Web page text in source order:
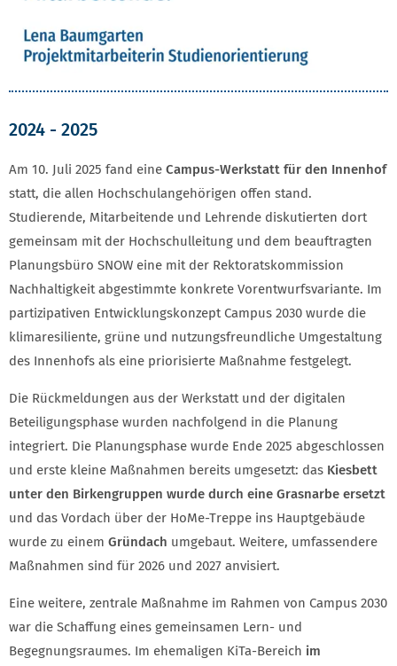
2024 - 2025
Am 10. Juli 2025 fand eine Campus-Werkstatt für den Innenhof
statt, die allen Hochschulangehörigen offen stand.
Studierende, Mitarbeitende und Lehrende diskutierten dort
gemeinsam mit der Hochschulleitung und dem beauftragten
Planungsbüro SNOW eine mit der Rektoratskommission
Nachhaltigkeit abgestimmte konkrete Vorentwurfsvariante. Im
partizipativen Entwicklungskonzept Campus 2030 wurde die
klimaresiliente, grüne und nutzungsfreundliche Umgestaltung
des Innenhofs als eine priorisierte Maßnahme festgelegt.
Die Rückmeldungen aus der Werkstatt und der digitalen
Beteiligungsphase wurden nachfolgend in die Planung
integriert. Die Planungsphase wurde Ende 2025 abgeschlossen
und erste kleine Maßnahmen bereits umgesetzt: das Kiesbett
unter den Birkengruppen wurde durch eine Grasnarbe ersetzt
und das Vordach über der HoMe-Treppe ins Hauptgebäude
wurde zu einem Gründach umgebaut. Weitere, umfassendere
Maßnahmen sind für 2026 und 2027 anvisiert.
Eine weitere, zentrale Maßnahme im Rahmen von Campus 2030
war die Schaffung eines gemeinsamen Lern- und
Begegnungsraumes. Im ehemaligen KiTa-Bereich im